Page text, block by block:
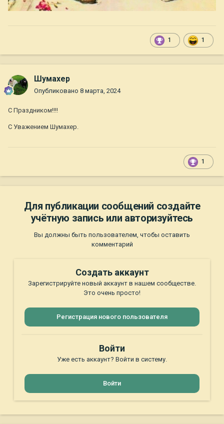
1 1
Шумахер
Опубликовано 8 марта, 2024
С Праздником!!!!
С Уважением Шумахер.
1
Для публикации сообщений создайте
учётную запись или авторизуйтесь
Вы должны быть пользователем, чтобы оставить
комментарий
Создать аккаунт
Зарегистрируйте новый аккаунт в нашем сообществе.
Это очень просто!
Регистрация нового пользователя
Войти
Уже есть аккаунт? Войти в систему.
Войти